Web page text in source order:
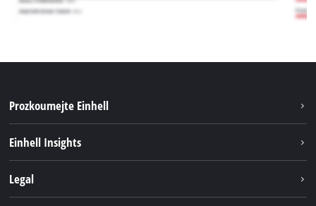
Prozkoumejte Einhell
Systém akumulátorů
Einhell Insights
Legal